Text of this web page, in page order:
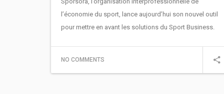
l’économie du sport, lance aujourd’hui son nouvel outil
pour mettre en avant les solutions du Sport Business.
NO COMMENTS